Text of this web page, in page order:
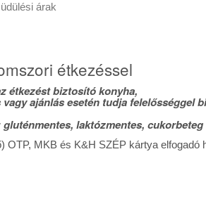
árak
étkezéssel
étkezést biztosító konyha,
ajánlás esetén tudja
laktózmentes,
OTP, MKB és K&H SZÉP kártya elfogadó